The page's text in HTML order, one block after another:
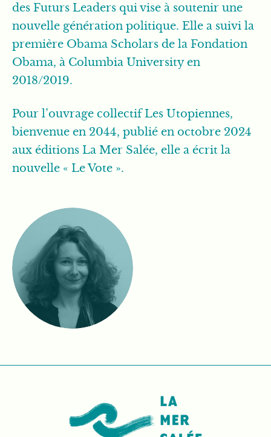
des Futurs Leaders qui vise à soutenir une
nouvelle génération politique. Elle a suivi la
première Obama Scholars de la Fondation
Obama, à Columbia University en
2018/2019.
Pour l’ouvrage collectif Les Utopiennes,
bienvenue en 2044, publié en octobre 2024
aux éditions La Mer Salée, elle a écrit la
nouvelle « Le Vote ».